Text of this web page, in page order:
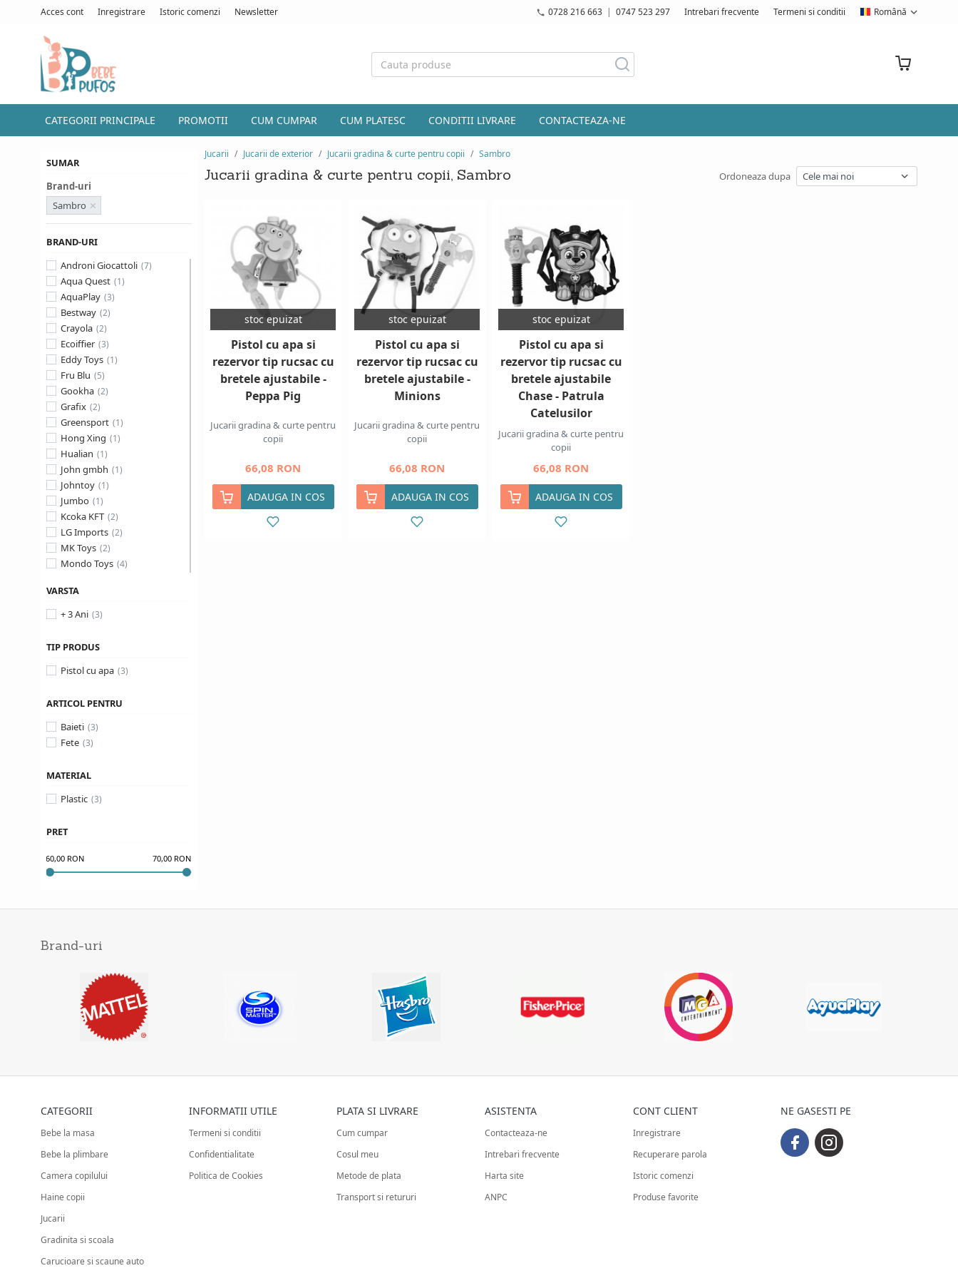
Acces cont Inregistrare Istoric comenzi Newsletter 0728 216 663| 0747 523 297 Intrebari frecvente Termeni si conditii Română
CATEGORII PRINCIPALE PROMOTII CUM CUMPAR CUM PLATESC CONDITII LIVRARE CONTACTEAZA-NE
SUMAR
Brand-uri
Sambro
BRAND-URI
Androni Giocattoli
Aqua Quest
AquaPlay
Bestway
Crayola
Ecoiffier
Eddy Toys
Fru Blu
Gookha
Grafix
Greensport
Hong Xing
Hualian
John gmbh
Johntoy
Jumbo
Kcoka KFT
LG Imports
MK Toys
Mondo Toys
Rastar
Sambro
TM Toys
Xshot
VARSTA
+ 3 Ani
TIP PRODUS
Pistol cu apa
ARTICOL PENTRU
Baieti
Fete
MATERIAL
Plastic
PRET
60,00 RON 70,00 RON
Jucarii Jucarii de exterior Jucarii gradina & curte pentru copii Sambro
Jucarii gradina & curte pentru copii, Sambro Ordoneaza dupa
stoc epuizat
Pistol cu apa si
rezervor tip rucsac cu
bretele ajustabile -
Peppa Pig
Jucarii gradina & curte pentru
copii
66,08 RON
ADAUGA IN COS
stoc epuizat
Pistol cu apa si
rezervor tip rucsac cu
bretele ajustabile -
Minions
Jucarii gradina & curte pentru
copii
66,08 RON
ADAUGA IN COS
stoc epuizat
Pistol cu apa si
rezervor tip rucsac cu
bretele ajustabile
Chase - Patrula
Catelusilor
Jucarii gradina & curte pentru
copii
66,08 RON
ADAUGA IN COS
Brand-uri
CATEGORII
Bebe la masa
Bebe la plimbare
Camera copilului
Haine copii
Jucarii
Gradinita si scoala
Carucioare si scaune auto
INFORMATII UTILE
Termeni si conditii
Confidentialitate
Politica de Cookies
PLATA SI LIVRARE
Cum cumpar
Cosul meu
Metode de plata
Transport si retururi
ASISTENTA
Contacteaza-ne
Intrebari frecvente
Harta site
ANPC
CONT CLIENT
Inregistrare
Recuperare parola
Istoric comenzi
Produse favorite
NE GASESTI PE